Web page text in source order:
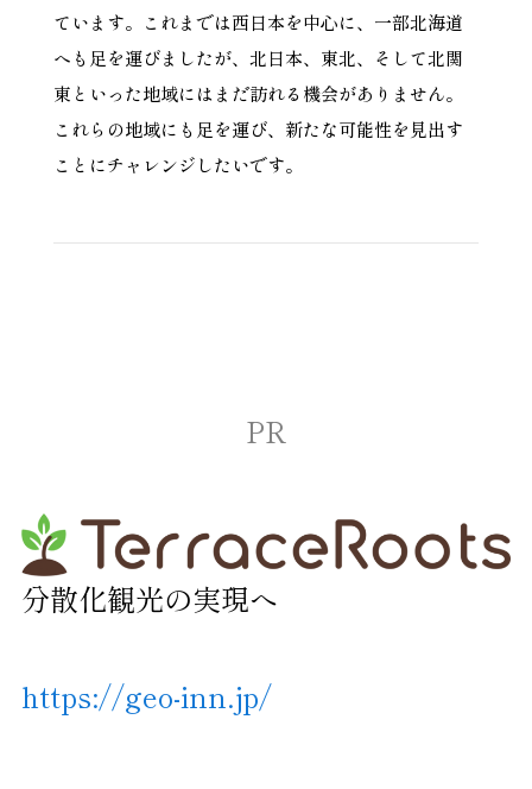
ています。これまでは西日本を中心に、一部北海道
へも足を運びましたが、北日本、東北、そして北関
東といった地域にはまだ訪れる機会がありません。
これらの地域にも足を運び、新たな可能性を見出す
ことにチャレンジしたいです。
PR
分散化観光の実現へ
https://geo-inn.jp/